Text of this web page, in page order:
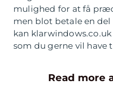
mulighed for at få
men blot betale en
kan
som du gerne vil have
Read more